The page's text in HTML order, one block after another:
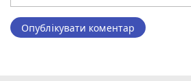
Опублікувати коментар